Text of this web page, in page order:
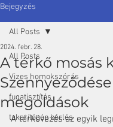
Bejegyzés
All Posts
Vizes homokszórás
fugatisztítás
takarítógép bérlés
All Posts
A térkő mosás
megoldások
2024. febr. 28.
A térkövezés az egyik